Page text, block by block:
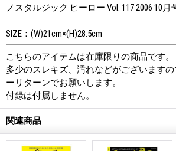
ノスタルジック ヒーロー Vol. 117 2006 10月
SIZE：(W)21cm×(H)28.5cm
こちらのアイテムは在庫限りの商品です。
多少のスレキズ、汚れなどがございます
ーリターンでお願いします。
付録は付属しません。
関連商品